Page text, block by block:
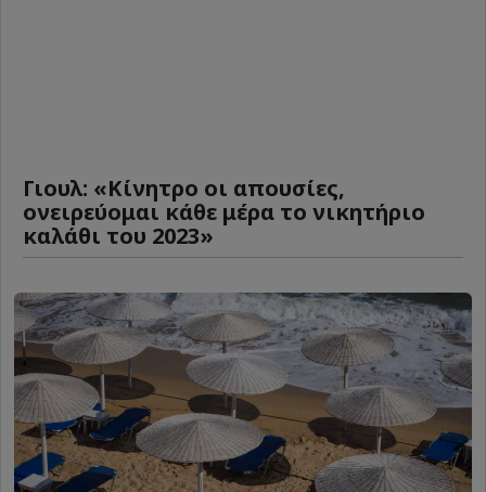
Γιουλ: «Κίνητρο οι απουσίες,
ονειρεύομαι κάθε μέρα το νικητήριο
καλάθι του 2023»